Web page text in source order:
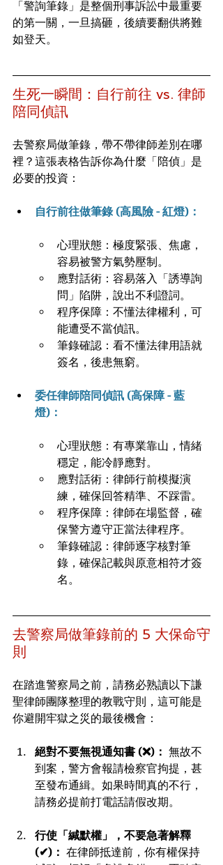
「警詢筆錄」是整個刑事訴訟中最重要
的第一關，一旦搞砸，後續要翻供將難
如登天。
生死一瞬間：自行前往 vs. 律師
陪同偵訊
去警察局做筆錄，帶不帶律師差別在哪
裡？這張表格告訴你為什麼「陪偵」是
必要的投資：
自行前往做筆錄 (高風險 - 紅燈)：
心理狀態：極度緊張、焦慮，
容易被警方氣勢壓制。
應對話術：容易落入「誘導詢
問」陷阱，說出不利證詞。
程序保障：不懂法律權利，可
能遭受不當偵訊。
筆錄確認：看不懂法律用語就
簽名，後患無窮。
委任律師陪同偵訊 (高保障 - 藍
燈)：
心理狀態：有專業靠山，情緒
穩定，能冷靜應對。
應對話術：律師行前模擬演
練，確保回答精準、不踩雷。
程序保障：律師在場監督，確
保警方遵守正當法律程序。
筆錄確認：律師逐字核對筆
錄，確保記載與原意相符才簽
名。
去警察局做筆錄前的 5 大保命守
則
在踏進警察局之前，請務必熟讀以下謙
聖律師團隊整理的教戰守則，這可能是
你避開牢獄之災的最後機會：
絕對不要無視通知書 (❌)： 無故不
到案，警方會報請檢察官拘提，甚
至發布通緝。如果時間真的不行，
請務必提前打電話請假改期。
行使「緘默權」，不要急著解釋
(✔)： 在律師抵達前，你有權保持